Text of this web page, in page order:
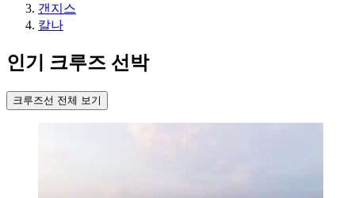
갠지스
칼나
인기 크루즈 선박
크루즈선 전체 보기